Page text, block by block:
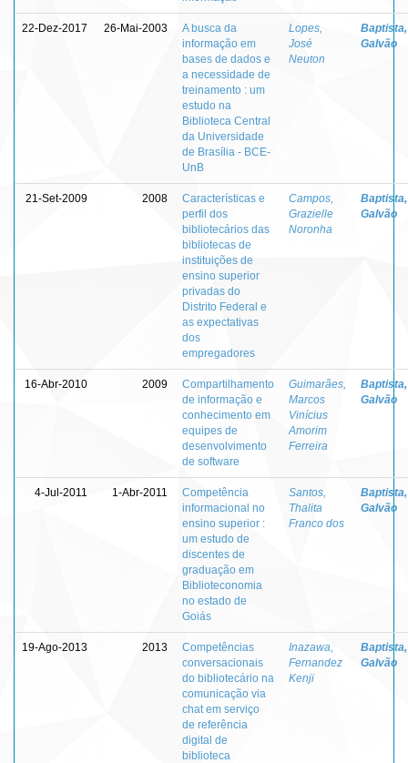
22-Dez-2017 26-Mai-2003
A busca da
informação em
bases de dados e
a necessidade de
treinamento : um
estudo na
Biblioteca Central
da Universidade
de Brasília - BCE-
UnB
Lopes,
José
Neuton
Galvão
21-Set-2009 2008
Características e
perfil dos
bibliotecários das
bibliotecas de
instituições de
ensino superior
privadas do
Distrito Federal e
as expectativas
dos
empregadores
Campos,
Grazielle
Noronha
Galvão
16-Abr-2010 2009
Compartilhamento
de informação e
conhecimento em
equipes de
desenvolvimento
de software
Guimarães,
Marcos
Vinícius
Amorim
Ferreira
Galvão
4-Jul-2011 1-Abr-2011
Competência
informacional no
ensino superior :
um estudo de
discentes de
graduação em
Biblioteconomia
no estado de
Goiás
Santos,
Thalita
Franco dos
Galvão
19-Ago-2013 2013
Competências
conversacionais
do bibliotecário na
comunicação via
chat em serviço
de referência
digital de
biblioteca
Inazawa,
Fernandez
Kenji
Galvão